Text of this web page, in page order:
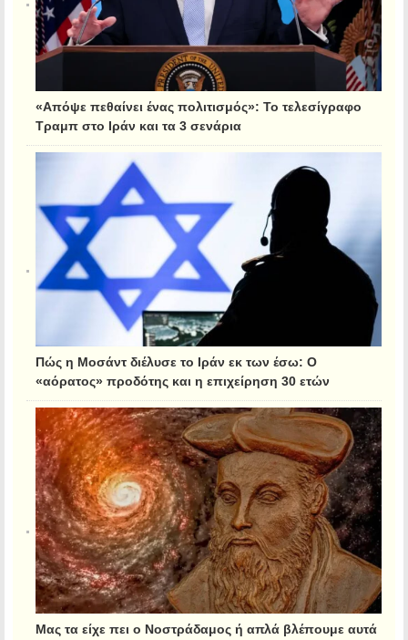
«Απόψε πεθαίνει ένας πολιτισμός»: Το τελεσίγραφο
Τραμπ στο Ιράν και τα 3 σενάρια
Πώς η Μοσάντ διέλυσε το Ιράν εκ των έσω: Ο
«αόρατος» προδότης και η επιχείρηση 30 ετών
Μας τα είχε πει ο Νοστράδαμος ή απλά βλέπουμε αυτά